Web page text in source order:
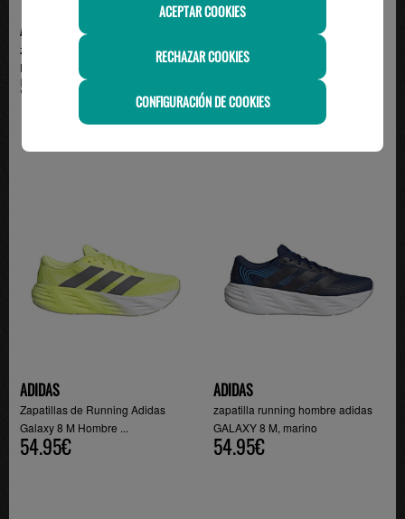
ADIDAS
zapatilla adidas trail running
RUNFALCON 6 ATR...
59.95€
zapatilla running hombre GALAXY
8 M, beige/verde
ADIDAS
Zapatillas de Running Adidas
Galaxy 8 M Hombre ...
54.95€
ADIDAS
zapatilla running hombre adidas
GALAXY 8 M, marino
54.95€
ACEPTAR COOKIES
RECHAZAR COOKIES
CONFIGURACIÓN DE COOKIES